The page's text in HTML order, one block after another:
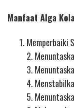
Manfaat Alga
Memperbaiki
2.
3.
4.
5.